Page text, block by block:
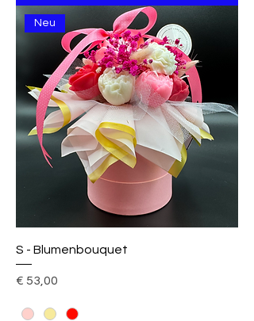
Neu
S - Blumenbouquet
Preis
€ 53,00